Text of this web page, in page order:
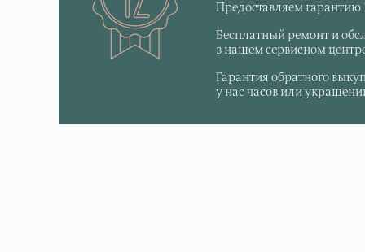
Предоставляем гарантию
Бесплатный ремонт и
в нашем сервисном
Гарантия обратного
у нас часов или